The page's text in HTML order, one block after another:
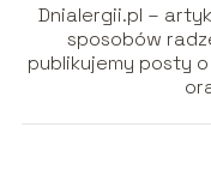
Dnialergii.pl –
sposobów
publikujemy posty